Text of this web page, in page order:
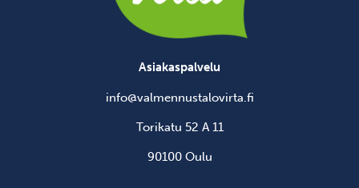
Asiakaspalvelu
info@valmennustalovirta.fi
Torikatu 52 A 11
90100 Oulu